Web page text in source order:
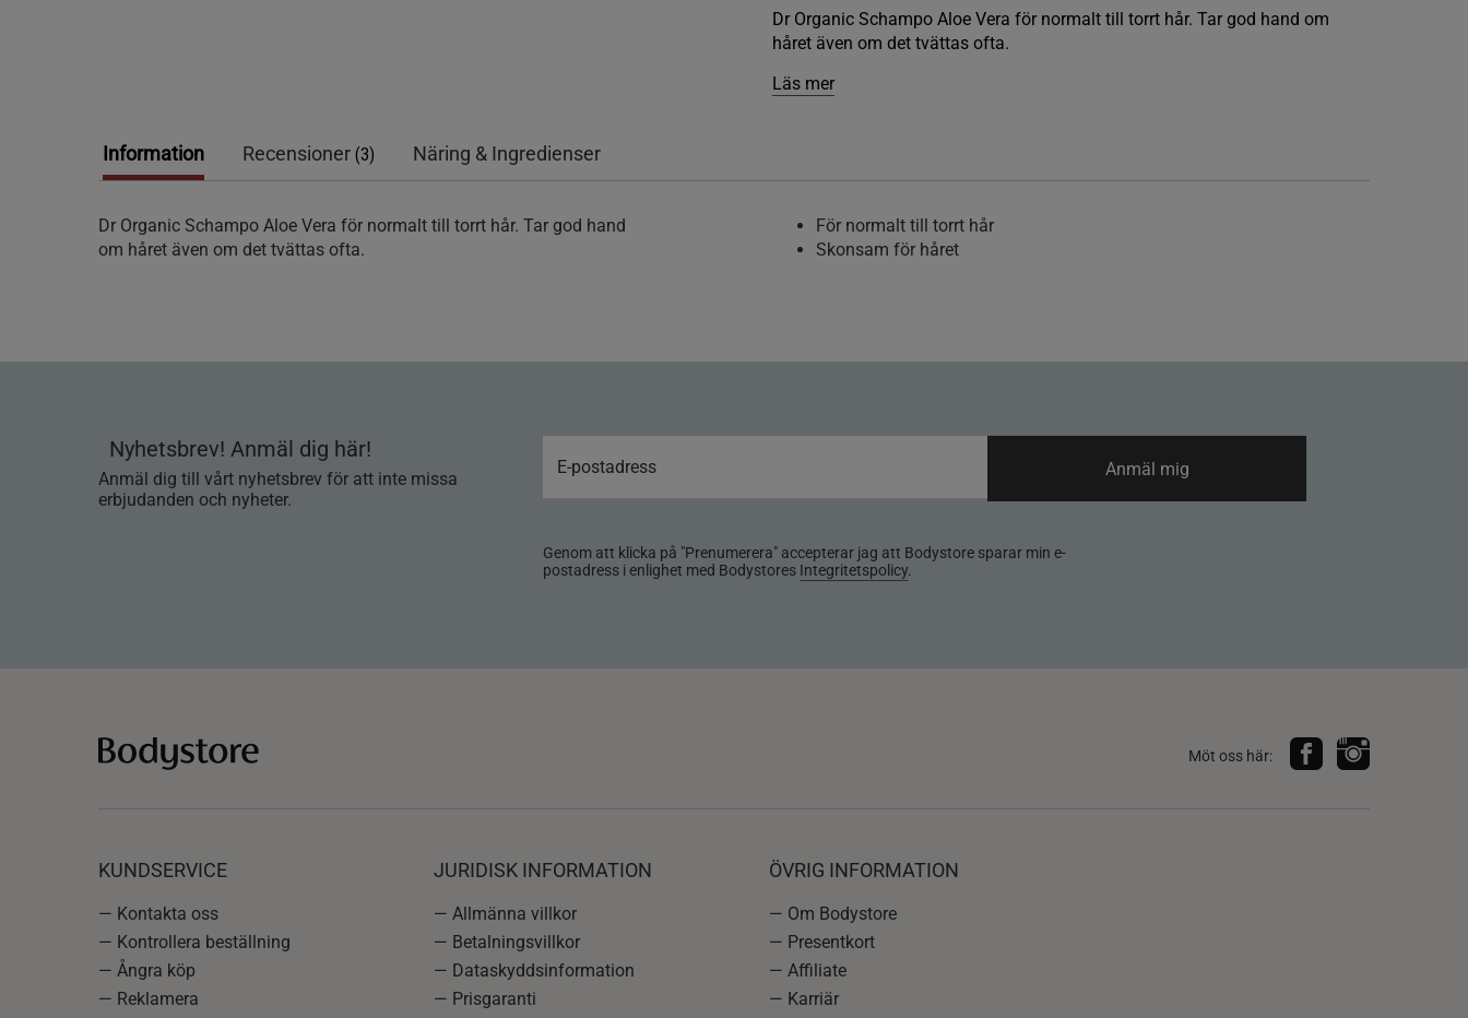
Dr Organic Schampo Aloe Vera för normalt till torrt hår. Tar god hand om
håret även om det tvättas ofta.
Läs mer
Information Recensioner (3) Näring & Ingredienser
Dr Organic Schampo Aloe Vera för normalt till torrt hår. Tar god hand
om håret även om det tvättas ofta.
För normalt till torrt hår
Skonsam för håret
Nyhetsbrev! Anmäl dig här!
Anmäl dig till vårt nyhetsbrev för att inte missa
erbjudanden och nyheter.
Genom att klicka på "Prenumerera" accepterar jag att Bodystore sparar min e-
postadress i enlighet med Bodystores Integritetspolicy.
Anmäl mig
Möt oss här:
KUNDSERVICE
— Kontakta oss
— Kontrollera beställning
— Ångra köp
— Reklamera
JURIDISK INFORMATION
— Allmänna villkor
— Betalningsvillkor
— Dataskyddsinformation
— Prisgaranti
ÖVRIG INFORMATION
— Om Bodystore
— Presentkort
— Affiliate
— Karriär